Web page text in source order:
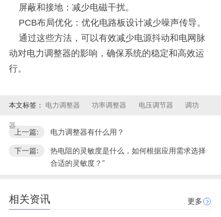
屏蔽和接地：减少电磁干扰。
PCB布局优化：优化电路板设计减少噪声传导。
通过这些方法，可以有效减少电源抖动和电网脉
动对电力调整器的影响，确保系统的稳定和高效运
行。
本文标签： 电力调整器 功率调整器 电压调节器 调功
器
上一篇: 电力调整器有什么用？
下一篇:
热电阻的灵敏度是什么，如何根据应用需求选择
合适的灵敏度？"
相关资讯 更多